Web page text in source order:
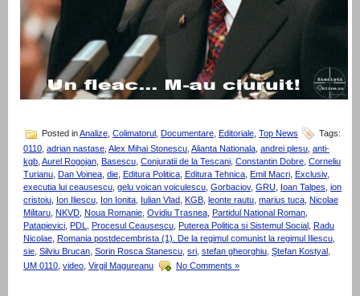
Posted inAnalize Colimatorul Documentare Editoriale Top News
Tags:
0110 adrian nastase Alex Mihai Stonescu Alianta Nationala andrei plesu anti-
kgb Aurel Rogojan Basescu Conjuratii de la Tescani Constantin Dobre Corneliu
Turianu Dan Voinea die Editura Politica Editura Tehnica Emil Macri Exclusiv,
executia lui ceausescu gelu voican voiculescu Gorbaciov, GRU Ioan Talpes ion
cristoiu Ion Iliescu Ion Ionita Iulian Vlad KGB leonte rautu marius tuca Nicolae
Militaru NKVD Noua Romanie Ovidiu Trasnea Partidul National Roman
Patapievici PDL Procesul Ceausescu Puterea Politica si Sistemul Social Radu
Nicolae Romania postdecembrista (1). De la regimul comunist la regimul Iliescu
sie Silviu Brucan Sorin Rosca Stanescu sri stefan gheorghiu Ştefan Kostyal
UM 0110 video Virgil Magureanu No Comments »